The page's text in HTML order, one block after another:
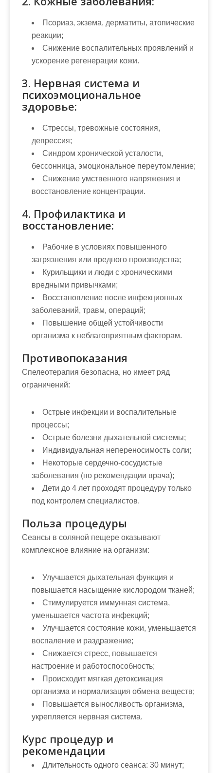
Псориаз, экзема, дерматиты, атопические
реакции;
Снижение воспалительных проявлений и
ускорение регенерации кожи.
3. Нервная система и
психоэмоциональное
здоровье:
Стрессы, тревожные состояния,
депрессия;
Синдром хронической усталости,
бессонница, эмоциональное переутомление;
Снижение умственного напряжения и
восстановление концентрации.
4. Профилактика и
восстановление:
Рабочие в условиях повышенного
загрязнения или вредного производства;
Курильщики и люди с хроническими
вредными привычками;
Восстановление после инфекционных
заболеваний, травм, операций;
Повышение общей устойчивости
организма к неблагоприятным факторам.
Противопоказания
Спелеотерапия безопасна, но имеет ряд
ограничений:
Острые инфекции и воспалительные
процессы;
Острые болезни дыхательной системы;
Индивидуальная непереносимость соли;
Некоторые сердечно-сосудистые
заболевания (по рекомендации врача);
Дети до 4 лет проходят процедуру только
под контролем специалистов.
Польза процедуры
Сеансы в соляной пещере оказывают
комплексное влияние на организм:
Улучшается дыхательная функция и
повышается насыщение кислородом тканей;
Стимулируется иммунная система,
уменьшается частота инфекций;
Улучшается состояние кожи, уменьшается
воспаление и раздражение;
Снижается стресс, повышается
настроение и работоспособность;
Происходит мягкая детоксикация
организма и нормализация обмена веществ;
Повышается выносливость организма,
укрепляется нервная система.
Курс процедур и
рекомендации
Длительность одного сеанса: 30 минут;